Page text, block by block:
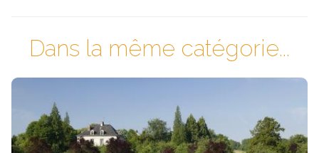
Dans la même catégorie...